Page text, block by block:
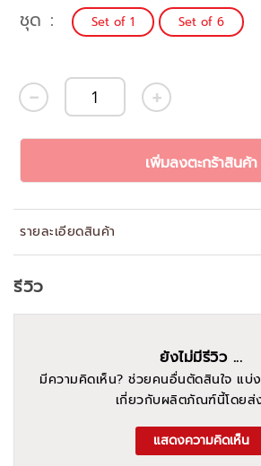
ชุด Set of 1 Set of 6
เพิ่มลงตะกร้าสินค้า
รายละเอียดสินค้า
รีวิว
ยังไม่มีรีวิว ...
มีความคิดเห็น? ช่วยคนอื่นตัดสินใจ แ
เกี่ยวกับผลิตภัณฑ์นี้โดยส่
แสดงความคิดเห็น